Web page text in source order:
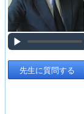
▶
先生に質問する